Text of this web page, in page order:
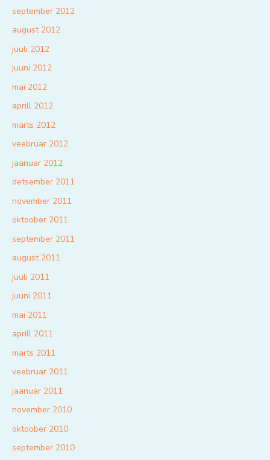
september 2012
august 2012
juuli 2012
juuni 2012
mai 2012
aprill 2012
märts 2012
veebruar 2012
jaanuar 2012
detsember 2011
november 2011
oktoober 2011
september 2011
august 2011
juuli 2011
juuni 2011
mai 2011
aprill 2011
märts 2011
veebruar 2011
jaanuar 2011
november 2010
oktoober 2010
september 2010